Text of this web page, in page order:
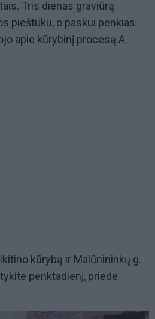
Tris dienas graviūrą
pieštuku, o paskui penkias
apie kūrybinį procesą A.
kūrybą ir Malūnininkų g.
penktadienį, priede